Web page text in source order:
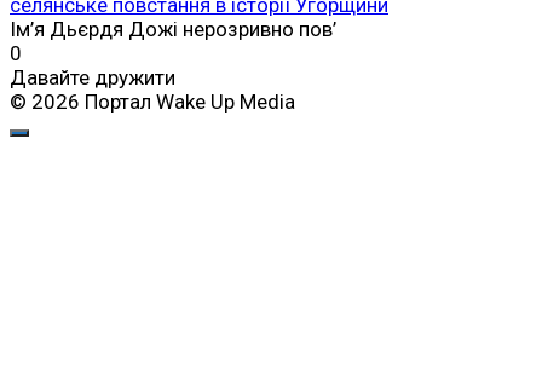
Ім’я Дьєрдя Дожі нерозривно пов’
0
Давайте дружити
© 2026 Портал Wake Up Media